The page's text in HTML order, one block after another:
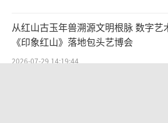
从红山古玉年兽溯源文明根脉 数字艺
《印象红山》落地包头艺博会
2026-07-29 14:19:44